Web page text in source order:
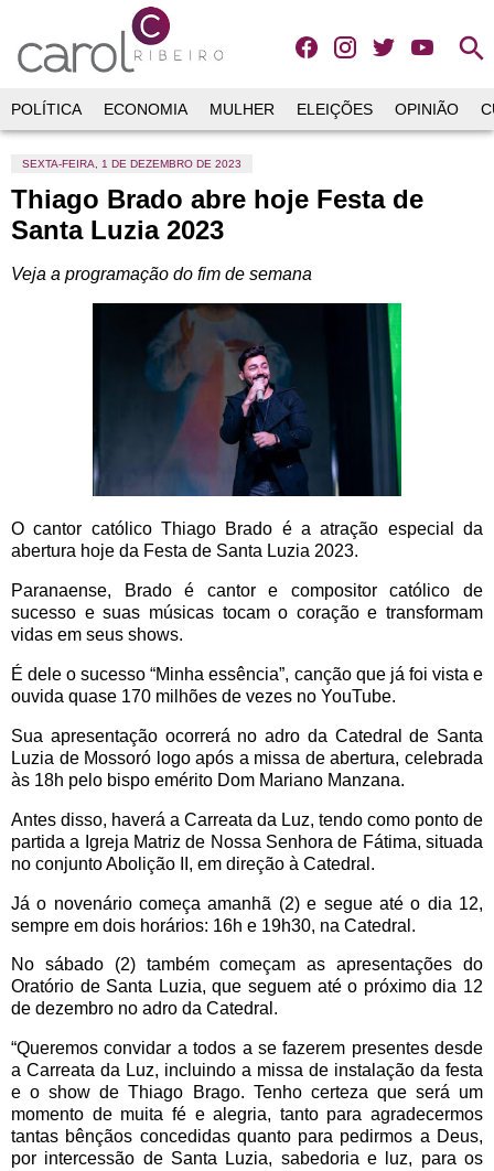
search
POLÍTICA ECONOMIA MULHER ELEIÇÕES OPINIÃO
SEXTA-FEIRA, 1 DE DEZEMBRO DE 2023
Thiago Brado abre hoje Festa de
Santa Luzia 2023
Veja a programação do fim de semana
O cantor católico Thiago Brado é a atração especial da
abertura hoje da Festa de Santa Luzia 2023.
Paranaense, Brado é cantor e compositor católico de
sucesso e suas músicas tocam o coração e transformam
vidas em seus shows.
É dele o sucesso “Minha essência”, canção que já foi vista e
ouvida quase 170 milhões de vezes no YouTube.
Sua apresentação ocorrerá no adro da Catedral de Santa
Luzia de Mossoró logo após a missa de abertura, celebrada
às 18h pelo bispo emérito Dom Mariano Manzana.
Antes disso, haverá a Carreata da Luz, tendo como ponto de
partida a Igreja Matriz de Nossa Senhora de Fátima, situada
no conjunto Abolição II, em direção à Catedral.
Já o novenário começa amanhã (2) e segue até o dia 12,
sempre em dois horários: 16h e 19h30, na Catedral.
No sábado (2) também começam as apresentações do
Oratório de Santa Luzia, que seguem até o próximo dia 12
de dezembro no adro da Catedral.
“Queremos convidar a todos a se fazerem presentes desde
a Carreata da Luz, incluindo a missa de instalação da festa
e o show de Thiago Brago. Tenho certeza que será um
momento de muita fé e alegria, tanto para agradecermos
tantas bênçãos concedidas quanto para pedirmos a Deus,
por intercessão de Santa Luzia, sabedoria e luz, para os